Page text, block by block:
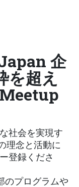
企
を超え
社会を実現す
理念と活動に
登録くださ
のプログラムや